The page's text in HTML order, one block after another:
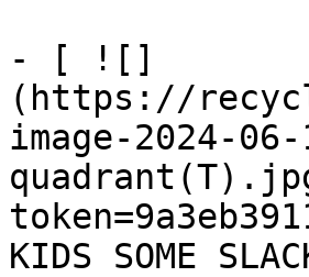
- [ ![]
(https://
image-2024-
KIDS SOME